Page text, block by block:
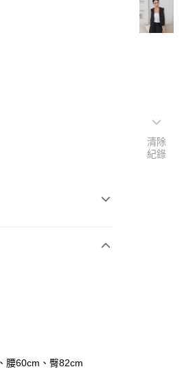
腰60cm、臀82cm
清除
紀錄